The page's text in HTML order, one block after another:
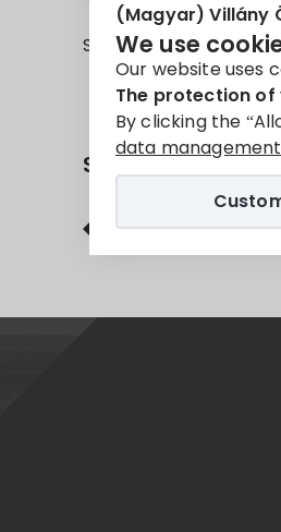
(Magyar) Villány
We use
Our website uses
The protection
By clicking the
data
Sorry, this entry is
Share
Facebook